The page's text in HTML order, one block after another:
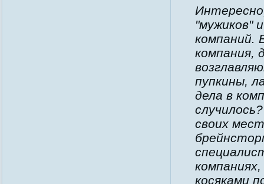
"мужиков"
компаний.
компания,
пупкины,
дела в
своих
косяками